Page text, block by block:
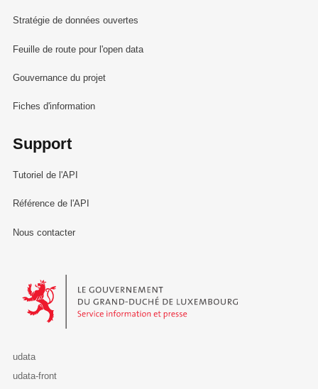
Stratégie de données ouvertes
Feuille de route pour l'open data
Gouvernance du projet
Fiches d'information
Support
Tutoriel de l'API
Référence de l'API
Nous contacter
Le Gouvernement du Grand-Duché de Luxembourg - Service
udata
udata-front